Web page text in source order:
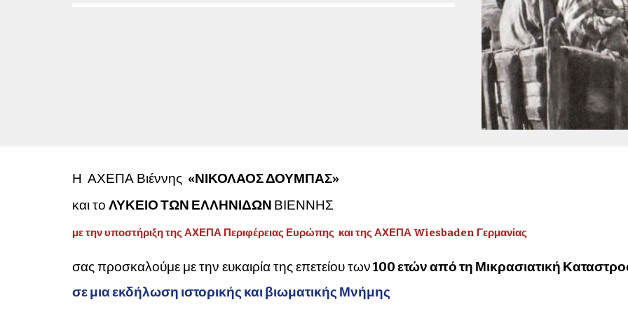
Η ΑΧΕΠΑ Βιέννης «ΝΙΚΟΛΑΟΣ ΔΟΥΜΠΑΣ»
καιτο ΛΥΚΕΙΟ ΤΩΝ ΕΛΛΗΝΙΔΩΝ ΒΙΕΝΝΗΣ
με την υποστήριξη της ΑΧΕΠΑ Περιφέρειας Ευρώπης και της ΑΧΕΠΑ Wiesbaden Γερμανίας
σας προσκαλούμε με την ευκαιρία της επετείου των100 ετών από τη Μικρασιατική
σε μια εκδήλωση ιστορικής και βιωματικής Μνήμης